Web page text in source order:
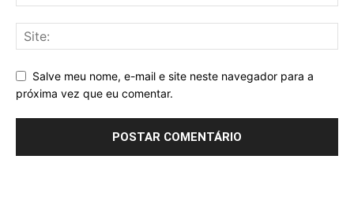
Salve meu nome, e-mail e site neste navegador para a
próxima vez que eu comentar.